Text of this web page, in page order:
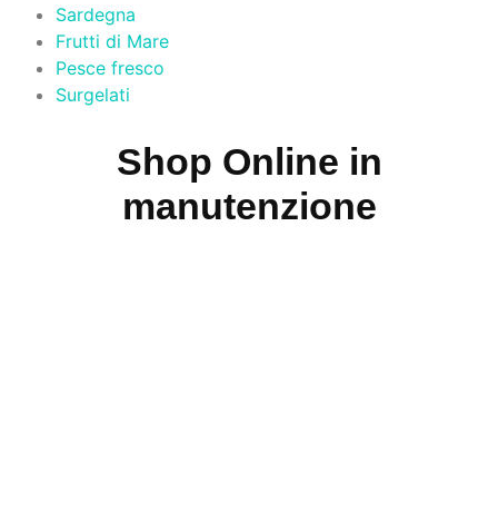
Sardegna
Frutti di Mare
Pesce fresco
Surgelati
Shop Online in
manutenzione